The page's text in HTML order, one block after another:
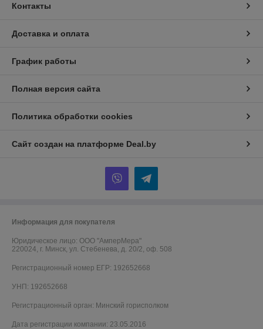
Контакты
Доставка и оплата
График работы
Полная версия сайта
Политика обработки cookies
Сайт создан на платформе Deal.by
Информация для покупателя
Юридическое лицо: ООО "АмперМера"
220024, г. Минск, ул. Стебенева, д. 20/2, оф. 508
Регистрационный номер ЕГР: 192652668
УНП: 192652668
Регистрационный орган: Минский горисполком
Дата регистрации компании: 23.05.2016